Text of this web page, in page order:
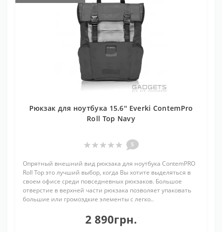
Рюкзак для ноутбука 15.6'' Everki ContemPro
Roll Top Navy
5
Опрятный внешний вид рюкзака для ноутбука ContemPRO
Roll Top это лучший выбор, когда Вы хотите выделяться в
своем офисе среди повседневных рюкзаков. Большое
отверстие в верхней части рюкзака позволяет упаковать
большие или громоздкие элементы с легко..
2 890грн.